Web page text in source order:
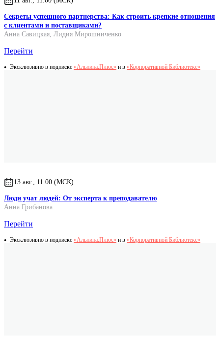
Секреты успешного партнерства: Как строить крепкие отношения
с клиентами и поставщиками?
Анна Савицкая, Лидия Мирошниченко
Перейти
Эксклюзивно в подписке «Альпина.Плюс» и в «Корпоративной Библиотеке»
13 авг., 11:00 (МСК)
Люди учат людей: От эксперта к преподавателю
Анна Грибанова
Перейти
Эксклюзивно в подписке «Альпина.Плюс» и в «Корпоративной Библиотеке»